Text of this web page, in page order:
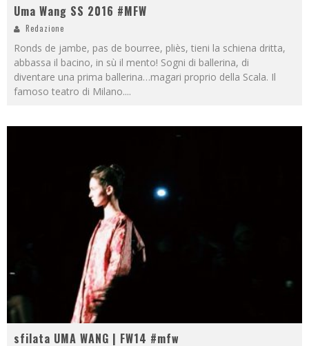
Uma Wang SS 2016 #MFW
Redazione
Ronds de jambe, pas de bourree, pliès, tieni la schiena dritta,
abbassa il bacino, in sù il mento! Sogni di ballerina, di
diventare una prima ballerina…magari proprio della Scala. Il
famoso teatro di Milano....
sfilata UMA WANG | FW14 #mfw